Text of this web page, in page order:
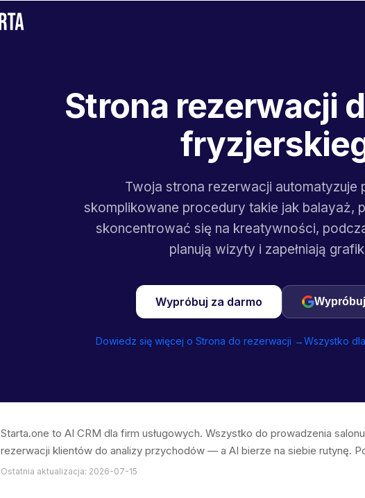
Strona rezerwacji
Twoja strona rezerwacji automatyzuje
skomplikowane procedury takie jak balayaż,
skoncentrować się na kreatywności,
planują wizyty i zapełniają
Wypróbuj za darmo
Dowiedz się więcej o Strona do rezerwacji →Wszystko
Starta.one to AI CRM dla firm usługowych. Wszystko do prowadzenia
rezerwacji klientów do analizy przychodów — a AI bierze na siebie rutynę.
Ostatnia aktualizacja: 2026-07-15